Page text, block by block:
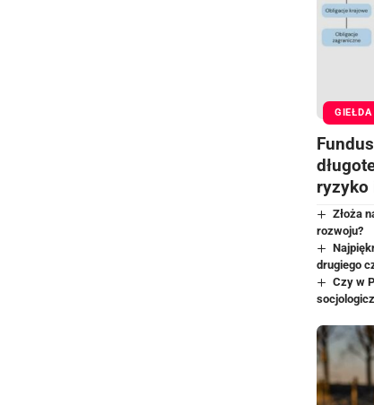
GIEŁDA
ryzyko
Złoża
rozwoju?
drugiego
Czy w